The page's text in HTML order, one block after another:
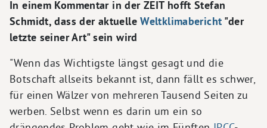
In einem Kommentar in der ZEIT hofft Stefan
Schmidt, dass der aktuelleWeltklimabericht "der
letzte seiner Art" sein wird
"Wenn das Wichtigste längst gesagt und die
Botschaft allseits bekannt ist, dann fällt es schwer,
für einen Wälzer von mehreren Tausend Seiten zu
werben. Selbst wenn es darin um ein so